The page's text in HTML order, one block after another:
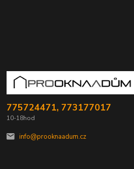
775724471, 773177017
10-18hod
info@prooknaadum.cz